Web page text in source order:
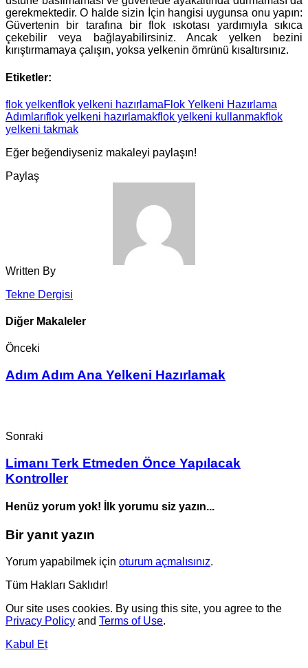
gerekmektedir. O halde sizin İçin hangisi uygunsa onu yapın:
Güvertenin bir tarafına bir flok ıskotası yardımıyla sıkıca
çekebilir veya bağlayabilirsiniz. Ancak yelken bezini
kırıştırmamaya çalışın, yoksa yelkenin ömrünü kısaltırsınız.
Etiketler:
flok yelkenflok yelkeni hazırlamaFlok Yelkeni Hazırlama
Adımlarıflok yelkeni hazırlamakflok yelkeni kullanmakflok
yelkeni takmak
Eğer beğendiyseniz makaleyi paylaşın!
Paylaş
Written By
Tekne Dergisi
Diğer Makaleler
Önceki
Adım Adım Ana Yelkeni Hazırlamak
Sonraki
Limanı Terk Etmeden Önce Yapılacak
Kontroller
Henüz yorum yok! İlk yorumu siz yazın...
Bir yanıt yazın
Yorum yapabilmek için oturum açmalısınız.
Tüm Hakları Saklıdır!
Our site uses cookies. By using this site, you agree to the
Privacy Policy and Terms of Use.
Kabul Et